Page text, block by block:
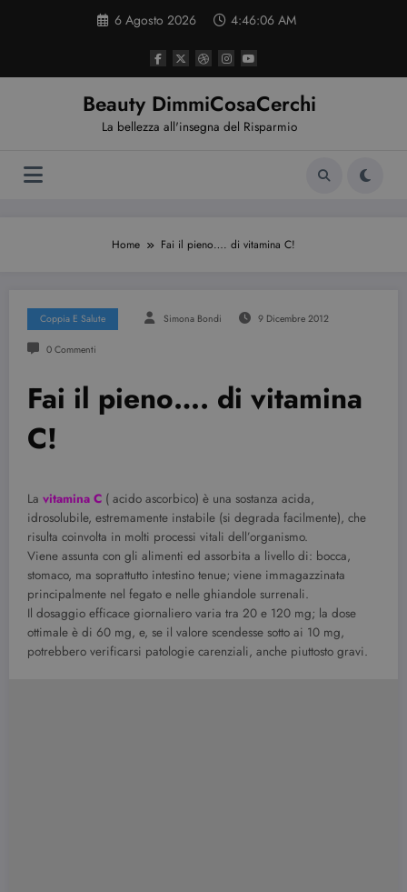
6 Agosto 2026 4:46:07 AM
Beauty DimmiCosaCerchi
La bellezza all'insegna del Risparmio
Home Fai il pieno…. di vitamina C!
Coppia E Salute Simona Bondi 9 Dicembre 2012
0 Commenti
Fai il pieno…. di vitamina
C!
La vitamina C ( acido ascorbico) è una sostanza acida,
idrosolubile, estremamente instabile (si degrada facilmente), che
risulta coinvolta in molti processi vitali dell’organismo.
Viene assunta con gli alimenti ed assorbita a livello di: bocca,
stomaco, ma soprattutto intestino tenue; viene immagazzinata
principalmente nel fegato e nelle ghiandole surrenali.
Il dosaggio efficace giornaliero varia tra 20 e 120 mg; la dose
ottimale è di 60 mg, e, se il valore scendesse sotto ai 10 mg,
potrebbero verificarsi patologie carenziali, anche piuttosto gravi.